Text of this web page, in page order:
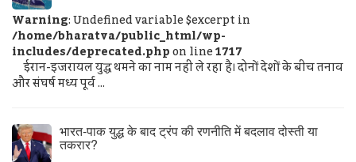
Warning: Undefined variable $excerpt in
/home/bharatva/public_html/wp-
includes/deprecated.phpon line1717
ईरान-इजरायल युद्ध थमने का नाम नहीं ले रहा है। दोनों देशों के बीच तनाव
और संघर्ष मध्य पूर्व ...
भारत-पाक युद्ध के बाद ट्रंप की रणनीति में बदलाव दोस्ती या
तकरार?